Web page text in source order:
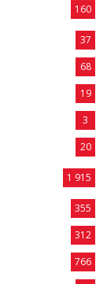
160
37
68
19
3
20
1 915
355
312
766